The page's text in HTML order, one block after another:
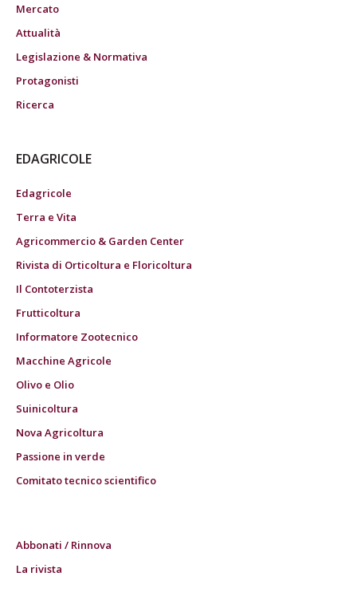
Mercato
Attualità
Legislazione & Normativa
Protagonisti
Ricerca
EDAGRICOLE
Edagricole
Terra e Vita
Agricommercio & Garden Center
Rivista di Orticoltura e Floricoltura
Il Contoterzista
Frutticoltura
Informatore Zootecnico
Macchine Agricole
Olivo e Olio
Suinicoltura
Nova Agricoltura
Passione in verde
Comitato tecnico scientifico
Abbonati / Rinnova
La rivista